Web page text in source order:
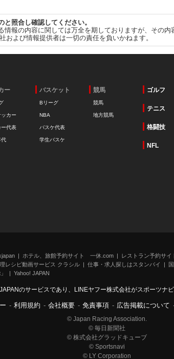
と照合し確認してください。
報の内容に関しては万全を期しておりますが、その
よび情報提供者は一切の責任を負いかねます。
ー
カー
ー代表
代
バスケット
Bリーグ
NBA
バスケ代表
学生バスケ
競馬
競馬
地方競馬
ゴルフ
テニス
格闘技
NFL
ホテル、旅館予約サイト 一休.com
レストラン予約サ
レシピ動画サービス クラシル 仕事・求人探しはスタンバイ
Yahoo! JAPAN
のサービスであり、LINEヤフー株式会社がスポーツナ
- 利用規約 - 会社概要 - 免責事項 - 広告掲載について
© Japan Racing Association.
© 毎日新聞社
© 株式会社グラッドキューブ
© Sportsnavi
© LY Corporation